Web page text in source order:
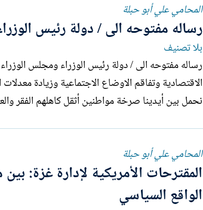
المحامي علي أبو حبلة
رساله مفتوحه الى / دولة رئيس
بلا تصنيف
نحمل بين أيدينا صرخة مواطنين أثقل كاهلهم الفقر
المحامي علي أبو حبلة
المقترحات الأمريكية لإدارة غزة:
الواقع السياسي